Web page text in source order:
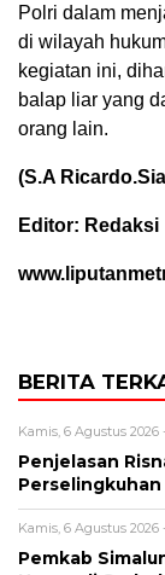
Polri dalam
di wilayah
kegiatan ini,
balap liar yang
orang lain.
(S.A
Editor: Redaksi
BERITA
Kamis, 6 Agustus 2026 -
Penjelasan
Perselingkuhan
Kamis, 6 Agustus 2026
Pemkab